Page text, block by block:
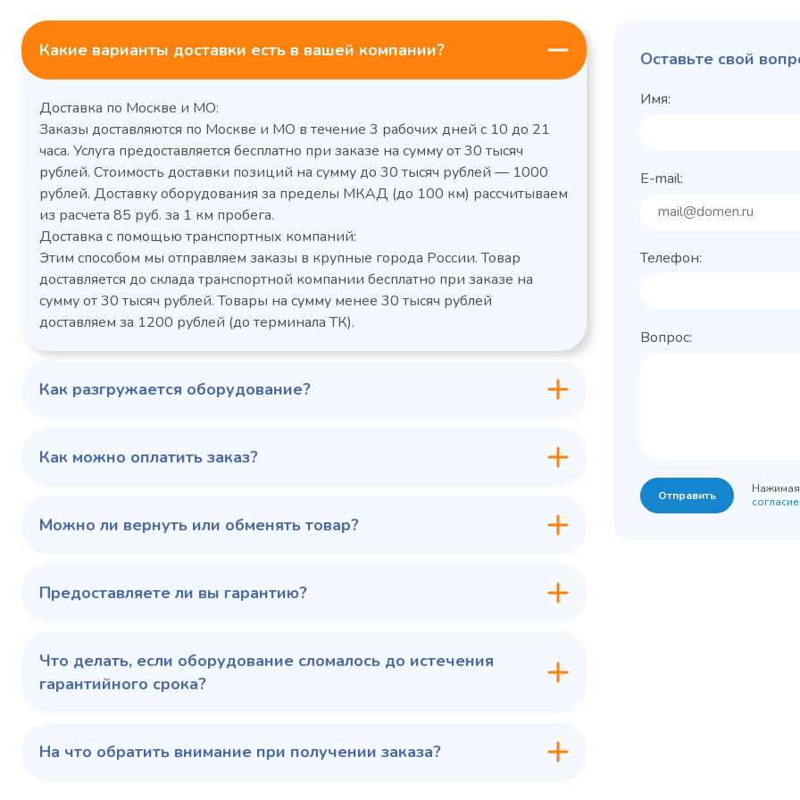
Какие варианты доставки есть в вашей компании?
Доставка по Москве и МО:
Заказы доставляются по Москве и МО в течение 3 рабочих дней с 10 до 21
часа. Услуга предоставляется бесплатно при заказе на сумму от 30 тысяч
рублей. Стоимость доставки позиций на сумму до 30 тысяч рублей — 1000
рублей. Доставку оборудования за пределы МКАД (до 100 км) рассчитываем
из расчета 85 руб. за 1 км пробега.
Доставка с помощью транспортных компаний:
Этим способом мы отправляем заказы в крупные города России. Товар
доставляется до склада транспортной компании бесплатно при заказе на
сумму от 30 тысяч рублей. Товары на сумму менее 30 тысяч рублей
доставляем за 1200 рублей (до терминала ТК).
Как разгружается оборудование?
Как можно оплатить заказ?
Можно ли вернуть или обменять товар?
Предоставляете ли вы гарантию?
Что делать, если оборудование сломалось до истечения
гарантийного срока?
На что обратить внимание при получении заказа?
Оставьте свой
Имя:
E-mail:
Телефон:
Вопрос:
Отправить
Нажимая